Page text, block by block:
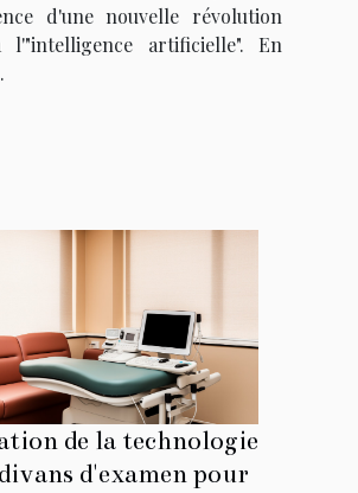
d'une nouvelle révolution
l'"intelligence artificielle". En
de la technologie
d'examen pour